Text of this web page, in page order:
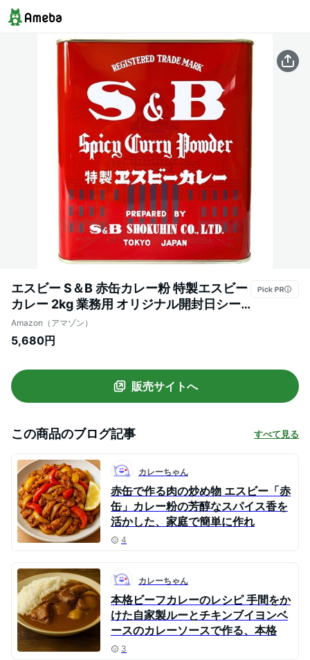
エスビー S＆B 赤缶カレー粉 特製エスビー
カレー 2kg 業務用 オリジナル開封日シー
ル付き
Amazon（アマゾン）
5,680円
販売サイトへ
この商品のブログ記事 すべて見る
カレーちゃん
赤缶で作る肉の炒め物 エスビー「赤
缶」カレー粉の芳醇なスパイス香を
活かした、家庭で簡単に作れ
4
カレーちゃん
本格ビーフカレーのレシピ 手間をか
けた自家製ルーとチキンブイヨンベ
ースのカレーソースで作る、本格
3